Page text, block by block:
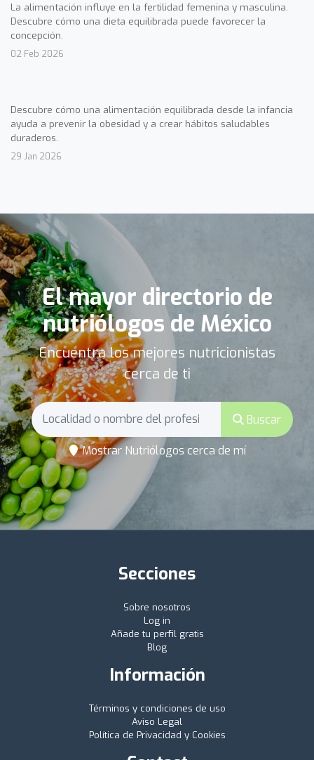
La alimentación influye en la fertilidad femenina y masculina.
Descubre cómo una dieta equilibrada puede favorecer la
concepción.
02 Feb 2026
Descubre cómo una alimentación equilibrada desde la infancia
ayuda a prevenir la obesidad y a crear hábitos saludables
duraderos.
29 Jan 2026
El mayor directorio de
nutriólogos de México
Encuentra los mejores nutricionistas
cerca de ti
Buscar
Mostrar Nutriólogos cerca de mí
Secciones
Sobre nosotros
Log in
Añade tu perfil gratis
Blog
Información
Términos y condiciones de uso
Aviso Legal
Política de Privacidad y Cookies